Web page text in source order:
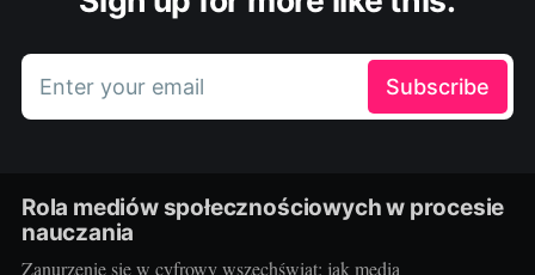
Enter your email Subscribe
Rola mediów społecznościowych w procesie
nauczania
Zanurzenie się w cyfrowy wszechświat: jak media